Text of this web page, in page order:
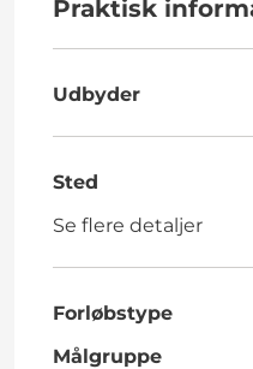
Praktisk
Udbyder
Sted
Se flere detaljer
Forløbstype
Målgruppe